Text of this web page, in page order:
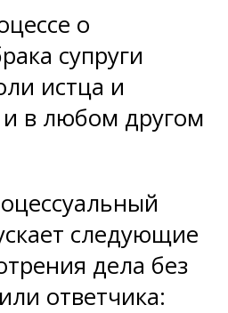
о
супруги
истца и
и в любом другом
следующие
дела без
ответчика: